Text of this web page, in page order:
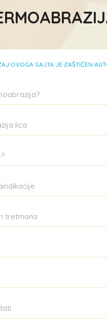
OVOGA SAJTA JE ZAŠTIĆEN
lica
tretmana